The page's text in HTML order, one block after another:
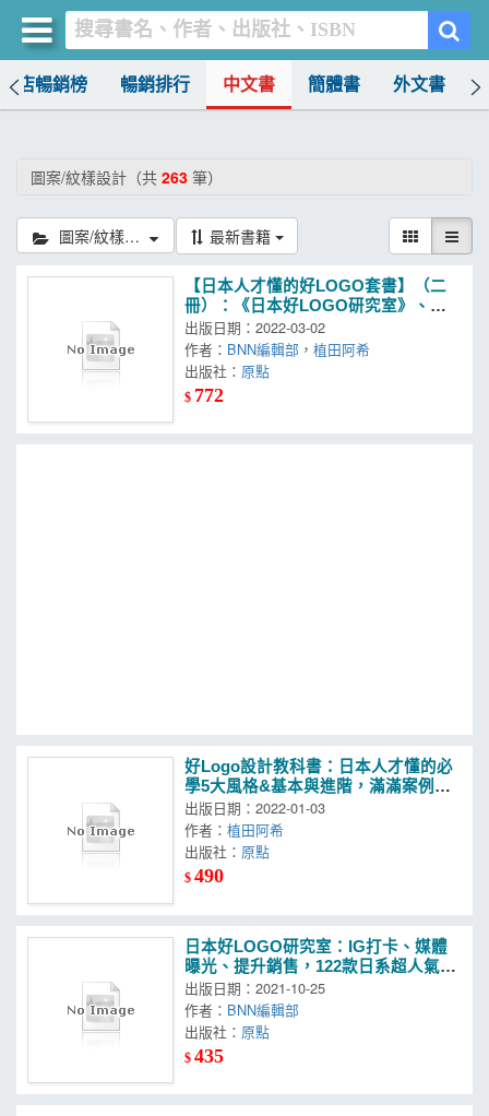
書店暢銷榜 暢銷排行 中文書 簡體書 外文書
圖案/紋樣設計（共 263 筆）
圖案/紋樣設計 最新書籍
【日本人才懂的好LOGO套書】（二
冊）：《日本好LOGO研究室》、
《好Logo設計教科書》
出版日期：2022-03-02
作者： BNN編輯部 ，植田阿希
出版社：
$ 772
好Logo設計教科書：日本人才懂的必
學5大風格&基本與進階，滿滿案例從
頭教起
出版日期：2022-01-03
作者：植田阿希
出版社：
$490
日本好LOGO研究室：IG打卡、媒體
曝光、提升銷售，122款日系超人氣品
牌識別、周邊設計＆行銷法則
出版日期：2021-10-25
作者： BNN編輯部
出版社：
$435
買書網
書店暢銷榜
簡體書
外文書